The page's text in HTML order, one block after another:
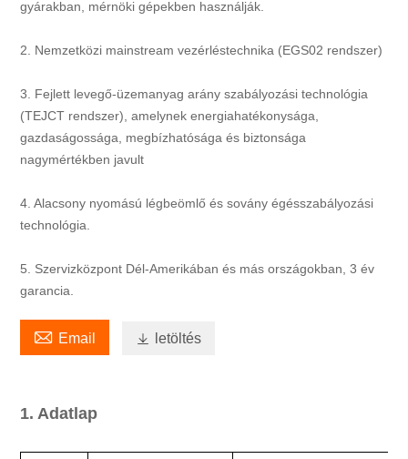
gyárakban, mérnöki gépekben használják.
2. Nemzetközi mainstream vezérléstechnika (EGS02 rendszer)
3. Fejlett levegő-üzemanyag arány szabályozási technológia
(TEJCT rendszer), amelynek energiahatékonysága,
gazdaságossága, megbízhatósága és biztonsága
nagymértékben javult
4. Alacsony nyomású légbeömlő és sovány égésszabályozási
technológia.
5. Szervizközpont Dél-Amerikában és más országokban, 3 év
garancia.
 Email  letöltés
1. Adatlap